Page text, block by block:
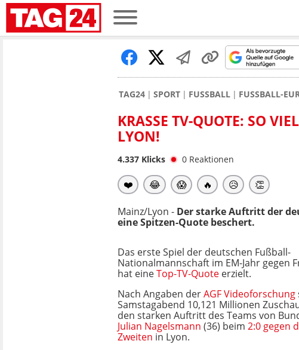
TAG24 SPORT FUSSBALL FUSSBALL-
KRASSE TV-QUOTE: SO
LYON!
4.337 Klicks 0 Reaktionen
❤️ 😂 😱 🔥 😥 👏
Mainz/Lyon - Der starke Auftritt der
eine Spitzen-Quote beschert.
Das erste Spiel der deutschen Fußball-
Nationalmannschaft im EM-Jahr gegen
hat eineTop-TV-Quote erzielt.
Nach Angaben derAGF Videoforschung
Samstagabend 10,121 Millionen
den starken Auftritt des Teams von
Julian Nagelsmann (36) beim 2:0 gegen
Zweiten in Lyon.